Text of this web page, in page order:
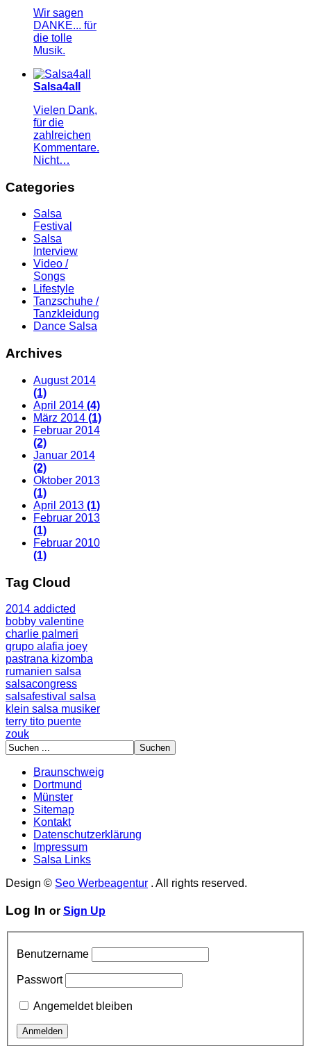
Wir sagen
DANKE... für
die tolle
Musik.
Salsa4all
Vielen Dank,
für die
zahlreichen
Kommentare.
Nicht…
Categories
Salsa
Festival
Salsa
Interview
Video /
Songs
Lifestyle
Tanzschuhe /
Tanzkleidung
Dance Salsa
Archives
August 2014
(1)
April 2014 (4)
März 2014 (1)
Februar 2014
(2)
Januar 2014
(2)
Oktober 2013
(1)
April 2013 (1)
Februar 2013
(1)
Februar 2010
(1)
Tag Cloud
2014 addicted
bobby valentine
charlie palmeri
grupo alafia joey
pastrana kizomba
rumanien salsa
salsacongress
salsafestival salsa
klein salsa musiker
terry tito puente
zouk
Braunschweig
Dortmund
Münster
Sitemap
Kontakt
Datenschutzerklärung
Impressum
Salsa Links
Design © Seo Werbeagentur . All rights reserved.
Log In or Sign Up
Benutzername
Passwort
Angemeldet bleiben